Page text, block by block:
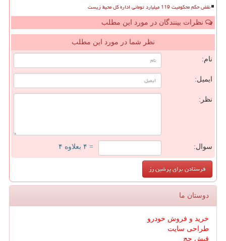
نقض حکم محکومیت 119 میلیارد تومانی اداره کل محیط زیست
نظرات بینندگان در مورد این مطلب
نظر شما در مورد این مطلب
نام:
ایمیل:
نظر:
سوال: = ۴ بعلاوه ۴
دوستان ما
خرید و فروش خودرو
طراحی سایت
فیش حج